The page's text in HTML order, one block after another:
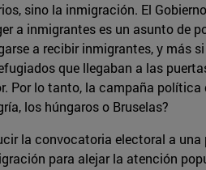
sino la inmigración. El
a inmigrantes es un asunto de
a recibir inmigrantes, y más
que llegaban a las
Por lo tanto, la campaña política
los húngaros o Bruselas?
la convocatoria electoral a
para alejar la atención